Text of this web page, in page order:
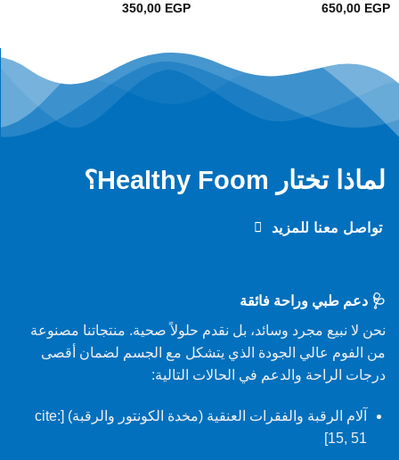
650,00 EGP
350,00 EGP
لماذا تختار Healthy Foom؟
تواصل معنا للمزيد
🩺 دعم طبي وراحة فائقة
نحن لا نبيع مجرد وسائد، بل نقدم حلولاً صحية. منتجاتنا مصنوعة
من الفوم عالي الجودة الذي يتشكل مع الجسم لضمان أقصى
درجات الراحة والدعم في الحالات التالية:
آلام الرقبة والفقرات العنقية (مخدة الكونتور والرقبة) [cite:
15, 51]